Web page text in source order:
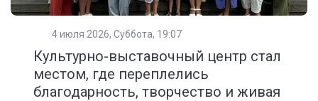
4 июля 2026, Суббота, 19:07
Культурно-выставочный центр стал
местом, где переплелись
благодарность, творчество и живая